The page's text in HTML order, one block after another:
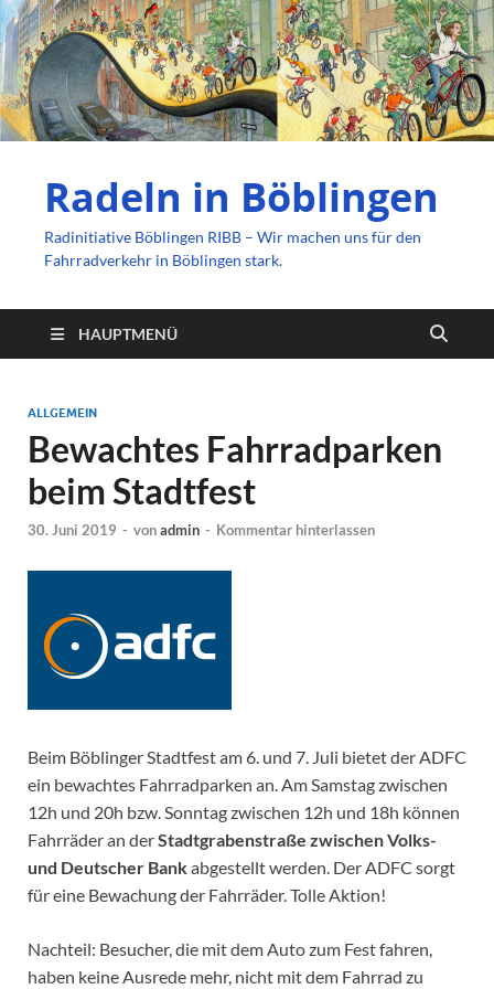
Radeln in Böblingen
Radinitiative Böblingen RIBB – Wir machen uns für den
Fahrradverkehr in Böblingen stark.
HAUPTMENÜ
ALLGEMEIN
Bewachtes Fahrradparken
beim Stadtfest
30. Juni 2019 - vonadmin - Kommentar hinterlassen
Beim Böblinger Stadtfest am 6. und 7. Juli bietet der ADFC
ein bewachtes Fahrradparken an. Am Samstag zwischen
12h und 20h bzw. Sonntag zwischen 12h und 18h können
Fahrräder an derStadtgrabenstraße zwischen Volks-
und Deutscher Bankabgestellt werden. Der ADFC sorgt
für eine Bewachung der Fahrräder. Tolle Aktion!
Nachteil: Besucher, die mit dem Auto zum Fest fahren,
haben keine Ausrede mehr, nicht mit dem Fahrrad zu